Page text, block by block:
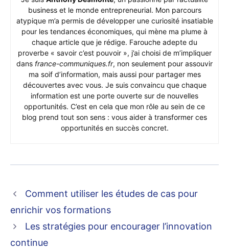
business et le monde entrepreneurial. Mon parcours
atypique m’a permis de développer une curiosité insatiable
pour les tendances économiques, qui mène ma plume à
chaque article que je rédige. Farouche adepte du
proverbe « savoir c’est pouvoir », j’ai choisi de m’impliquer
dans france-communiques.fr, non seulement pour assouvir
ma soif d’information, mais aussi pour partager mes
découvertes avec vous. Je suis convaincu que chaque
information est une porte ouverte sur de nouvelles
opportunités. C’est en cela que mon rôle au sein de ce
blog prend tout son sens : vous aider à transformer ces
opportunités en succès concret.
Comment utiliser les études de cas pour
enrichir vos formations
Les stratégies pour encourager l’innovation
continue